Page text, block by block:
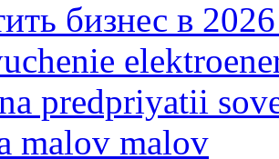
бизнес в